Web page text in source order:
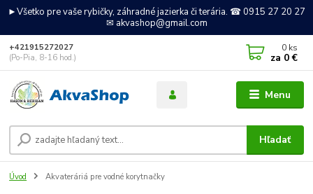
►Všetko pre vaše rybičky, záhradné jazierka či terária. ☎ 0915 27 20 27
✉ akvashop@gmail.com
Menu
Hľadať
+421915272027
(Po-Pia, 8-16 hod.)
0 ks
za 0 €
Úvod Akvateráriá pre vodné korytnačky